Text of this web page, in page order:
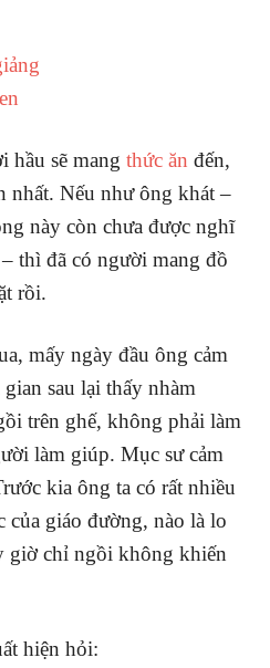
hầu sẽ mangthức ăn đến,
nhất. Nếu như ông khát –
này còn chưa được nghĩ
thì đã có người mang đồ
rồi.
mấy ngày đầu ông cảm
sau lại thấy nhàm
trên ghế, không phải làm
làm giúp. Mục sư cảm
kia ông ta có rất nhiều
của giáo đường, nào là lo
giờ chỉ ngồi không khiến
hiện hỏi: